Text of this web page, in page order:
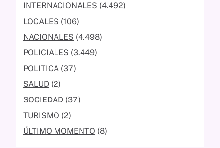
INTERNACIONALES (4.492)
LOCALES (106)
NACIONALES (4.498)
POLICIALES (3.449)
POLITICA (37)
SALUD (2)
SOCIEDAD (37)
TURISMO (2)
ÚLTIMO MOMENTO (8)